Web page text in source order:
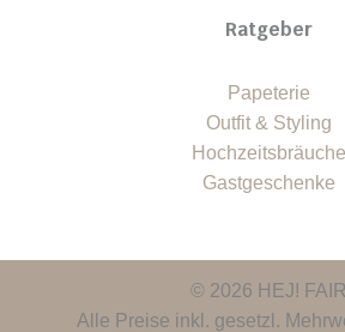
Ratgeber
Papeterie
Outfit & Styling
Hochzeitsbräuche
Gastgeschenke
© 2026 HEJ! FAIR
Alle Preise inkl. gesetzl.